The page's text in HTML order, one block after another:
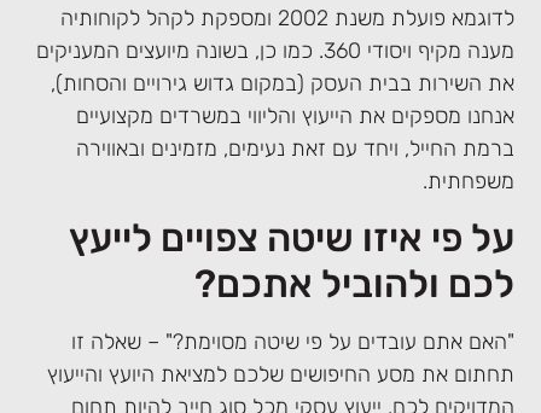
לדוגמא פועלת משנת 2002 ומספקת לקהל לקוחותיה
מענה מקיף ויסודי 360. כמו כן, בשונה מיועצים המעניקים
את השירות בבית העסק (במקום גדוש גירויים והסחות),
אנחנו מספקים את הייעוץ והליווי במשרדים מקצועיים
ברמת החייל, ויחד עם זאת נעימים, מזמינים ובאווירה
משפחתית.
על פי איזו שיטה צפויים לייעץ
לכם ולהוביל אתכם?
"האם אתם עובדים על פי שיטה מסוימת?" – שאלה זו
תחתום את מסע החיפושים שלכם למציאת היועץ והייעוץ
המדויקים לכם. ייעוץ עסקי מכל סוג חייב להיות תחום